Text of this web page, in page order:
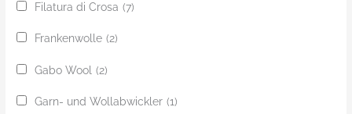
Filatura di Crosa (7)
Frankenwolle (2)
Gabo Wool (2)
Garn- und Wollabwickler (1)